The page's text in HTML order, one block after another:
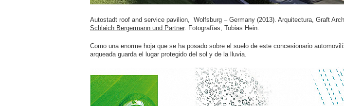
Autostadt roof and service pavilion, Wolfsburg – Germany (2013). Arquitectura, Graft
Schlaich Bergermann und Partner. Fotografías, Tobias Hein.
Como una enorme hoja que se ha posado sobre el suelo de este concesionario
arqueada guarda el lugar protegido del sol y de la lluvia.